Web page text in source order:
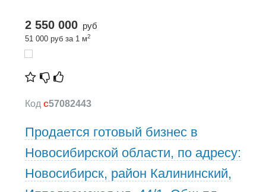
2 550 000 руб
51 000 руб за 1 м2
Код c57082443
Продается готовый бизнес в
Новосибирской области, по адресу:
Новосибирск, район Калининский,